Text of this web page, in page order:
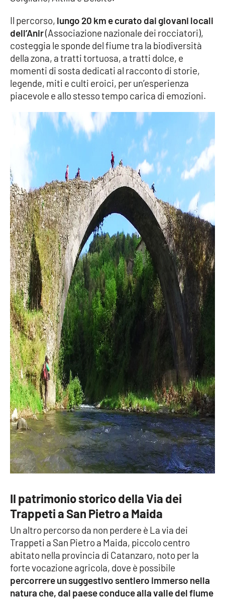
Lacplay.it
Lactv.it
Laconair.it
Lacitymag.it
Ilreggino.it
Cosenzachannel.it
Ilvibonese.it
Catanzarochannel.it
APP
Android
Apple
Il percorso, lungo 20 km e curato dai giovani locali
dell’Anir(Associazione nazionale dei rocciatori),
costeggia le sponde del fiume tra la biodiversità
della zona, a tratti tortuosa, a tratti dolce, e
momenti di sosta dedicati al racconto di storie,
legende, miti e culti eroici, per un’esperienza
piacevole e allo stesso tempo carica di emozioni.
Il patrimonio storico della Via dei
Trappeti a San Pietro a Maida
Un altro percorso da non perdere è La via dei
Trappeti a San Pietro a Maida, piccolo centro
abitato nella provincia di Catanzaro, noto per la
forte vocazione agricola, dove è possibile
percorrere un suggestivo sentiero immerso nella
natura che, dal paese conduce alla valle del fiume